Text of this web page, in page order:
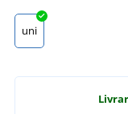
uni